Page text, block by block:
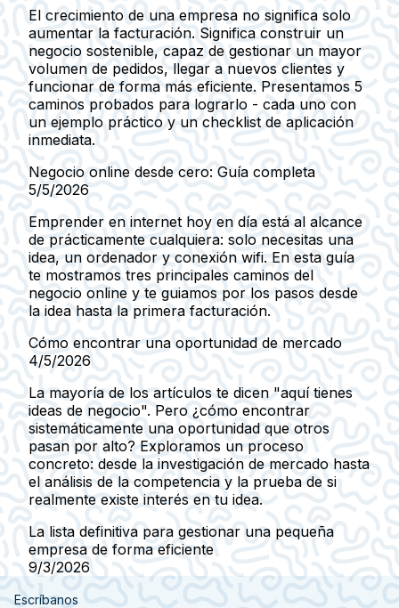
El crecimiento de una empresa no significa solo
aumentar la facturación. Significa construir un
negocio sostenible, capaz de gestionar un mayor
volumen de pedidos, llegar a nuevos clientes y
funcionar de forma más eficiente. Presentamos 5
caminos probados para lograrlo - cada uno con
un ejemplo práctico y un checklist de aplicación
inmediata.
Negocio online desde cero: Guía completa
5/5/2026
Emprender en internet hoy en día está al alcance
de prácticamente cualquiera: solo necesitas una
idea, un ordenador y conexión wifi. En esta guía
te mostramos tres principales caminos del
negocio online y te guiamos por los pasos desde
la idea hasta la primera facturación.
Cómo encontrar una oportunidad de mercado
4/5/2026
La mayoría de los artículos te dicen "aquí tienes
ideas de negocio". Pero ¿cómo encontrar
sistemáticamente una oportunidad que otros
pasan por alto? Exploramos un proceso
concreto: desde la investigación de mercado hasta
el análisis de la competencia y la prueba de si
realmente existe interés en tu idea.
La lista definitiva para gestionar una pequeña
empresa de forma eficiente
9/3/2026
Escríbanos